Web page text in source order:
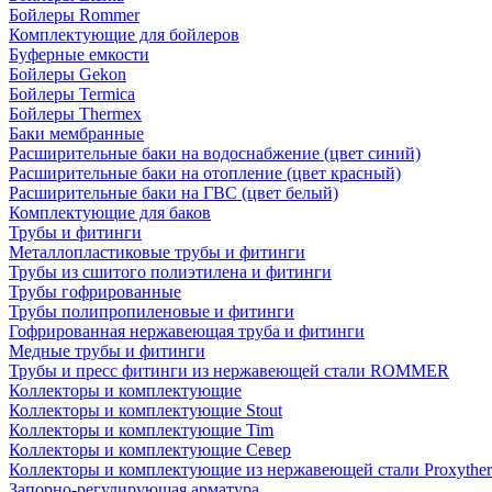
Бойлеры Rommer
Комплектующие для бойлеров
Буферные емкости
Бойлеры Gekon
Бойлеры Termica
Бойлеры Thermex
Баки мембранные
Расширительные баки на водоснабжение (цвет синий)
Расширительные баки на отопление (цвет красный)
Расширительные баки на ГВС (цвет белый)
Комплектующие для баков
Трубы и фитинги
Металлопластиковые трубы и фитинги
Трубы из сшитого полиэтилена и фитинги
Трубы гофрированные
Трубы полипропиленовые и фитинги
Гофрированная нержавеющая труба и фитинги
Медные трубы и фитинги
Трубы и пресс фитинги из нержавеющей стали ROMMER
Коллекторы и комплектующие
Коллекторы и комплектующие Stout
Коллекторы и комплектующие Tim
Коллекторы и комплектующие Север
Коллекторы и комплектующие из нержавеющей стали